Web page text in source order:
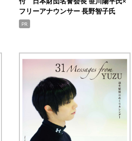
フリーアナウンサー 長野智子氏
PR